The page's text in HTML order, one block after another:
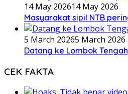
14 May 202614 May 2026
Masyarakat sipil NTB
5 March 20265 March 2026
Datang ke Lombok
CEK FAKTA